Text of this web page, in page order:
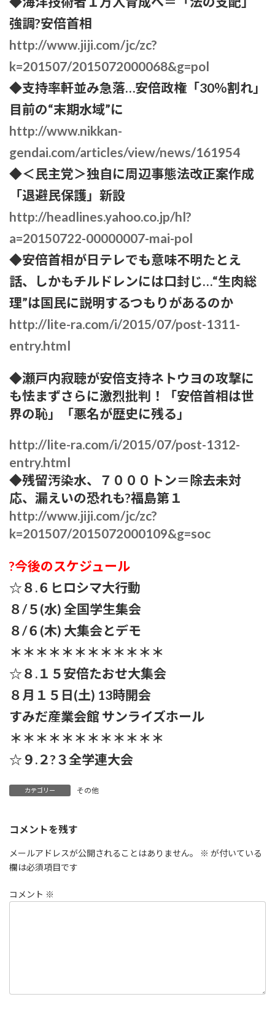
強調?安倍首相
http://www.jiji.com/jc/zc?
k=201507/2015072000068&g=pol
◆支持率軒並み急落…安倍政権「30％割れ」
目前の“末期水域”に
http://www.nikkan-
gendai.com/articles/view/news/161954
◆＜民主党＞独自に周辺事態法改正案作成
「退避民保護」新設
http://headlines.yahoo.co.jp/hl?
a=20150722-00000007-mai-pol
◆安倍首相が日テレでも意味不明たとえ
話、しかもチルドレンには口封じ…“生肉総
理”は国民に説明するつもりがあるのか
http://lite-ra.com/i/2015/07/post-1311-
entry.html
◆瀬戸内寂聴が安倍支持ネトウヨの攻撃に
も怯まずさらに激烈批判！「安倍首相は世
界の恥」「悪名が歴史に残る」
http://lite-ra.com/i/2015/07/post-1312-
entry.html
◆残留汚染水、７０００トン＝除去未対
応、漏えいの恐れも?福島第１
http://www.jiji.com/jc/zc?
k=201507/2015072000109&g=soc
?今後のスケジュール
☆８.６ヒロシマ大行動
８/５(水) 全国学生集会
８/６(木) 大集会とデモ
＊＊＊＊＊＊＊＊＊＊＊＊
☆８.１５安倍たおせ大集会
８月１５日(土) 13時開会
すみだ産業会館 サンライズホール
＊＊＊＊＊＊＊＊＊＊＊＊
☆９.２?３全学連大会
カテゴリー その他
コメントを残す
メールアドレスが公開されることはありません。 ※ が付いている
欄は必須項目です
コメント ※